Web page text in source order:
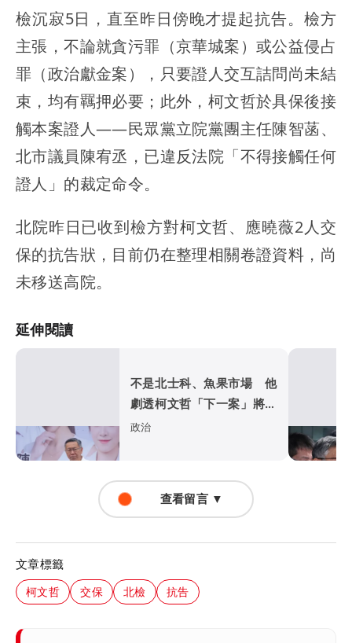
檢沉寂5日，直至昨日傍晚才提起抗告。檢方
主張，不論就貪污罪（京華城案）或公益侵占
罪（政治獻金案），只要證人交互詰問尚未結
束，均有羈押必要；此外，柯文哲於具保後接
觸本案證人——民眾黨立院黨團主任陳智菡、
北市議員陳宥丞，已違反法院「不得接觸任何
證人」的裁定命令。
北院昨日已收到檢方對柯文哲、應曉薇2人交
保的抗告狀，目前仍在整理相關卷證資料，尚
未移送高院。
延伸閱讀
不是北士科、魚果市場 他
劇透柯文哲「下一案」將引
爆！
政治
查看留言 ▼
文章標籤
柯文哲 交保 北檢 抗告